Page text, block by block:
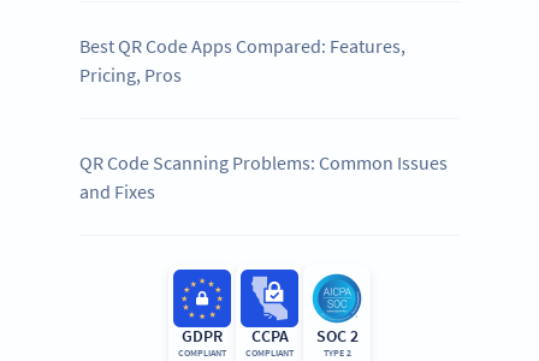
Best QR Code Apps Compared: Features,
Pricing, Pros
QR Code Scanning Problems: Common Issues
and Fixes
GDPR
COMPLIANT
CCPA
COMPLIANT
SOC 2
TYPE 2